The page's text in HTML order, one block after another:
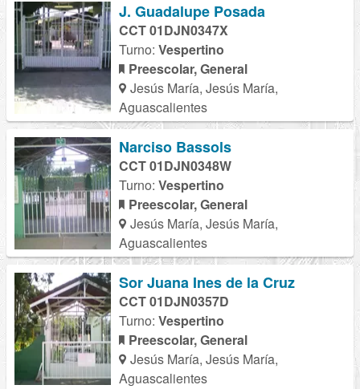
J. Guadalupe Posada
CCT 01DJN0347X
Turno: Vespertino
Preescolar, General
Jesús María, Jesús María,
Aguascalientes
Narciso Bassols
CCT 01DJN0348W
Turno: Vespertino
Preescolar, General
Jesús María, Jesús María,
Aguascalientes
Sor Juana Ines de la Cruz
CCT 01DJN0357D
Turno: Vespertino
Preescolar, General
Jesús María, Jesús María,
Aguascalientes